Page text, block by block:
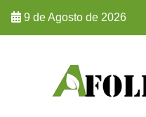
9 de Agosto de 2026